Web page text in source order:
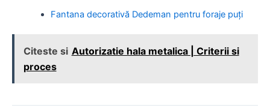
Fantana decorativă Dedeman pentru foraje puți
Citeste si Autorizatie hala metalica | Criterii si
proces